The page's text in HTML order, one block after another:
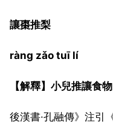
讓棗推梨
ràng zǎo tuī lí
【解釋】小兒推讓食
後漢書·孔融傳》注引